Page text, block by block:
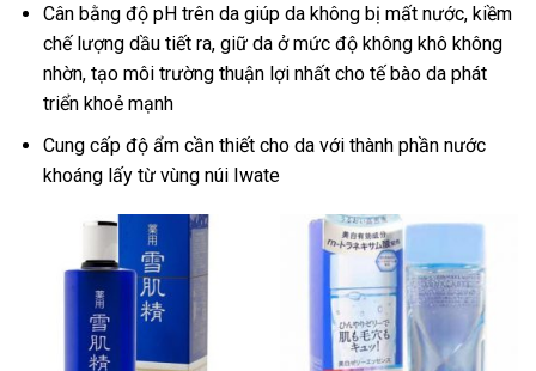
Cân bằng độ pH trên da giúp da không bị mất nước, kiềm
chế lượng dầu tiết ra, giữ da ở mức độ không khô không
nhờn, tạo môi trường thuận lợi nhất cho tế bào da phát
triển khoẻ mạnh
Cung cấp độ ẩm cần thiết cho da với thành phần nước
khoáng lấy từ vùng núi Iwate